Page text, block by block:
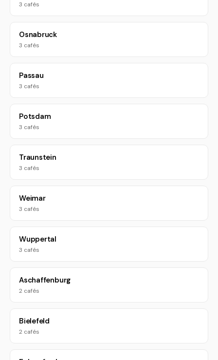
3 cafés
Osnabruck
3 cafés
Passau
3 cafés
Potsdam
3 cafés
Traunstein
3 cafés
Weimar
3 cafés
Wuppertal
3 cafés
Aschaffenburg
2 cafés
Bielefeld
2 cafés